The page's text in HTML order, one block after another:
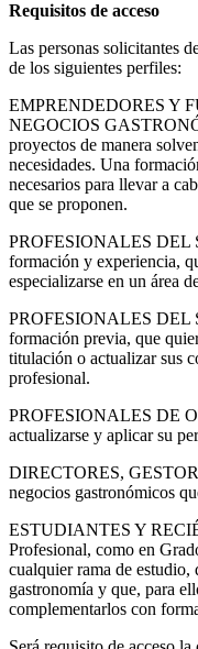
Requisitos de acceso
Las personas solicitantes
de los siguientes perfiles:
EMPRENDEDORES Y
NEGOCIOS
proyectos de manera
necesidades. Una
necesarios para llevar a
que se proponen.
PROFESIONALES DEL
formación y experiencia,
especializarse en un área
PROFESIONALES DEL
formación previa, que
titulación o actualizar sus
profesional.
PROFESIONALES DE
actualizarse y aplicar su
DIRECTORES,
negocios gastronómicos
ESTUDIANTES Y
Profesional, como en
cualquier rama de estudio,
gastronomía y que, para
complementarlos con